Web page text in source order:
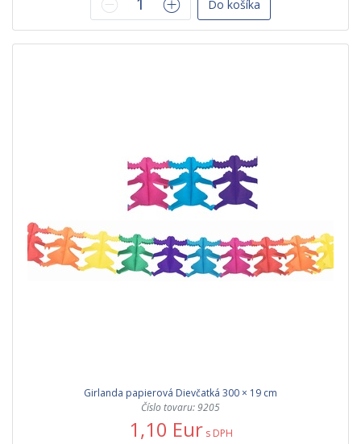
Do košíka
Girlanda papierová Dievčatká 300 × 19 cm
Číslo tovaru: 9205
1,10 Eur s DPH